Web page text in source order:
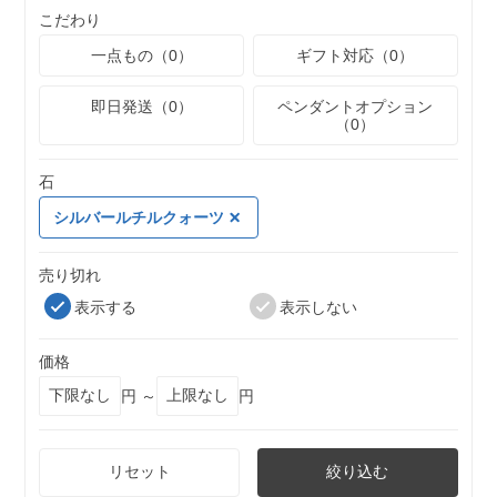
こだわり
一点もの（0）
ギフト対応（0）
即日発送（0）
ペンダントオプション
（0）
石
シルバールチルクォーツ
売り切れ
表示する
表示しない
価格
円 ～
円
リセット 絞り込む